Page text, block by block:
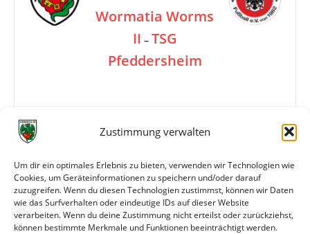
Zustimmung verwalten
Um dir ein optimales Erlebnis zu bieten, verwenden wir Technologien wie
Cookies, um Geräteinformationen zu speichern und/oder darauf
zuzugreifen. Wenn du diesen Technologien zustimmst, können wir Daten
wie das Surfverhalten oder eindeutige IDs auf dieser Website
verarbeiten. Wenn du deine Zustimmung nicht erteilst oder zurückziehst,
können bestimmte Merkmale und Funktionen beeinträchtigt werden.
Wormatia Worms
II – TSG
Pfeddersheim
1:2
Tore
1:0 Jäger (60.)
1:1 Decker (65.)
1:2 Klein (68.)